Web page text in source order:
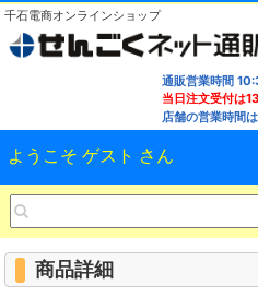
千石電商オンラインショップ
通販営業時間
当日注文受付は
店舗の営業時間
ようこそ ゲスト さん
商品詳細